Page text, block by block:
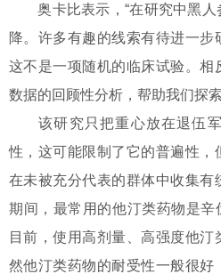
奥卡比表示，“在研究中黑人
降。许多有趣的线索有待进一步
这不是一项随机的临床试验。相
数据的回顾性分析，帮助我们探
该研究只把重心放在退伍军
性，这可能限制了它的普遍性，
在未被充分代表的群体中收集有
期间，最常用的他汀类药物是辛
目前，使用高剂量、高强度他
然他汀类药物的耐受性一般很好